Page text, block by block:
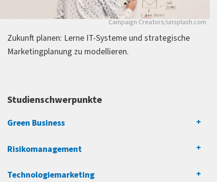
Welche Aufgaben erwarten Dich?
Entwicklung und Vermarktung technischer
Produkte
Planung und Steuerung von
Trends
Technische Betreuung von Kund*innen und
Produktlaunches
Projektteams
Kommunikationskonzepten
ThisisEngineering RAEng/
Businessmodelle von morgen:Entwickle
Geschäftsideen. Starte jetzt durch!
Studienschwerpunkte
Green Business
Risikomanagement
Technologiemarketing